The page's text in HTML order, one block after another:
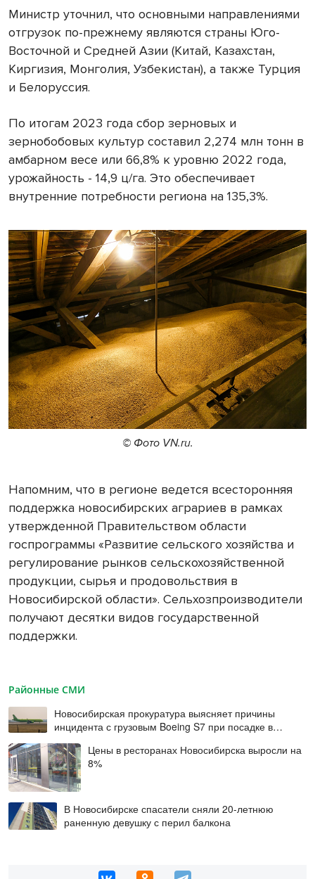
Министр уточнил, что основными направлениями
отгрузок по-прежнему являются страны Юго-
Восточной и Средней Азии (Китай, Казахстан,
Киргизия, Монголия, Узбекистан), а также Турция
и Белоруссия.
По итогам 2023 года сбор зерновых и
зернобобовых культур составил 2,274 млн тонн в
амбарном весе или 66,8% к уровню 2022 года,
урожайность - 14,9 ц/га. Это обеспечивает
внутренние потребности региона на 135,3%.
© Фото VN.ru.
Напомним, что в регионе ведется всесторонняя
поддержка новосибирских аграриев в рамках
утвержденной Правительством области
госпрограммы «Развитие сельского хозяйства и
регулирование рынков сельскохозяйственной
продукции, сырья и продовольствия в
Новосибирской области». Сельхозпроизводители
получают десятки видов государственной
поддержки.
Районные СМИ
Новосибирская прокуратура выясняет причины
инцидента с грузовым Boeing S7 при посадке в
Цены в ресторанах Новосибирска выросли на
8%
В Новосибирске спасатели сняли 20-летнюю
раненную девушку с перил балкона